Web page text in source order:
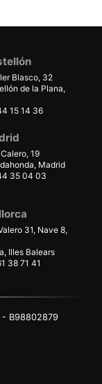
Blasco, 32
de la Plana,
15 14 36
19
Madrid
35 04 03
31, Nave 8,
Illes Balears
38 71 41
- B98802879